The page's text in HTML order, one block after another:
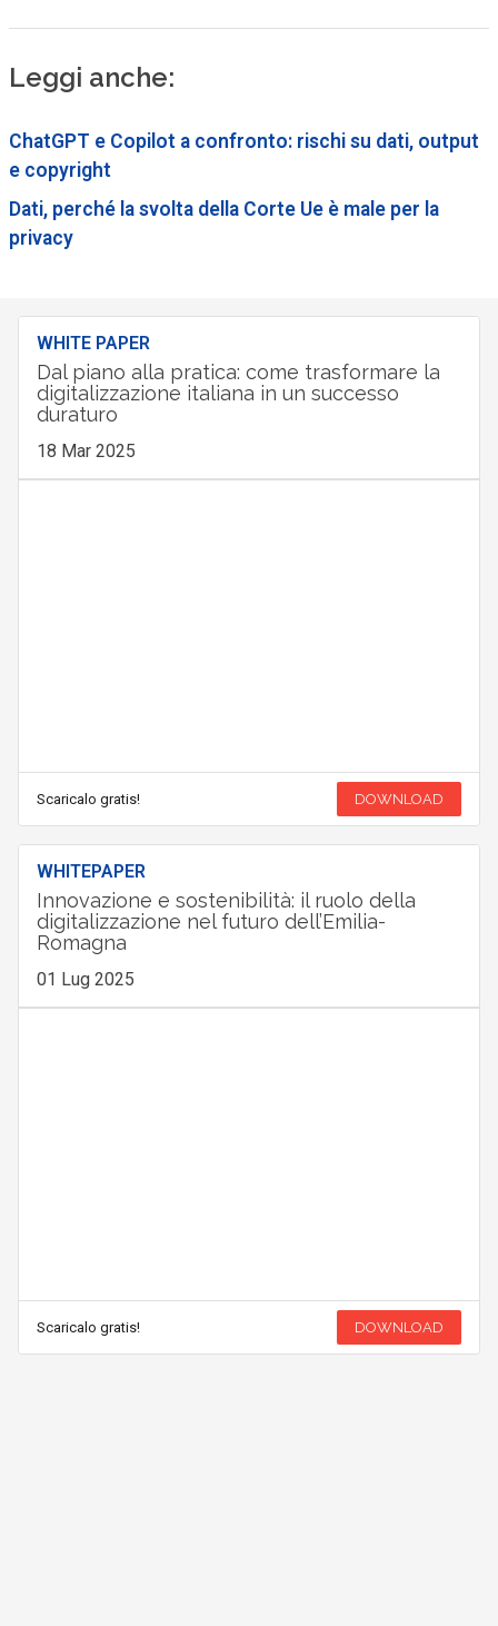
Leggi anche:
ChatGPT e Copilot a confronto: rischi su dati, output
e copyright
Dati, perché la svolta della Corte Ue è male per la
privacy
WHITE PAPER
Dal piano alla pratica: come trasformare la
digitalizzazione italiana in un successo
duraturo
18 Mar 2025
Scaricalo gratis! DOWNLOAD
WHITEPAPER
Innovazione e sostenibilità: il ruolo della
digitalizzazione nel futuro dell’Emilia-
Romagna
01 Lug 2025
Scaricalo gratis! DOWNLOAD